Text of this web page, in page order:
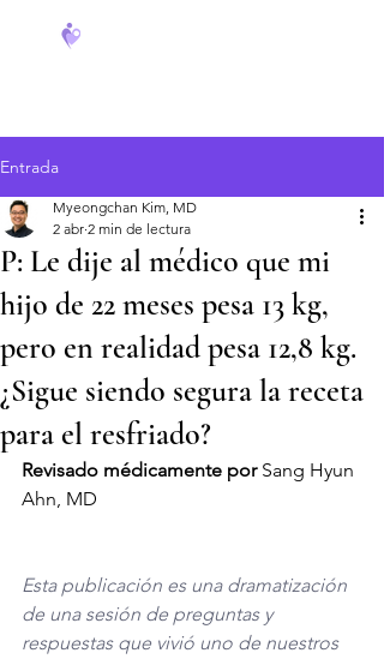
Entrada
P: Le dije al médico que mi
hijo de 22 meses pesa 13 kg,
pero en realidad pesa 12,8 kg.
¿Sigue siendo segura la receta
para el resfriado?
Myeongchan Kim, MD
2 abr 2 min de lectura
Revisado médicamente por Sang Hyun
Ahn, MD
Esta publicación es una dramatización
de una sesión de preguntas y
respuestas que vivió uno de nuestros